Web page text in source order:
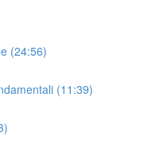
(24:56)
(11:39)